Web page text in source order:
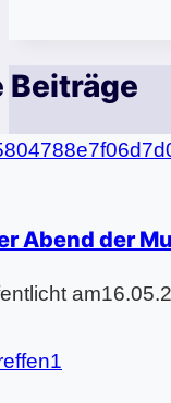
Abend der
am